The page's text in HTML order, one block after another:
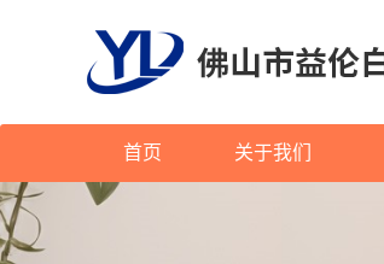
首页 关于我们